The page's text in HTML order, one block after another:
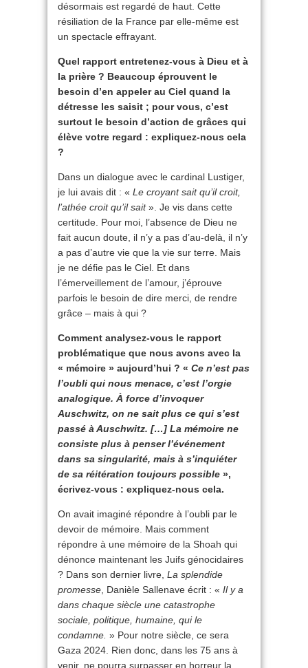
désormais est regardé de haut. Cette
résiliation de la France par elle-même est
un spectacle effrayant.
Quel rapport entretenez-vous à Dieu et à
la prière ? Beaucoup éprouvent le
besoin d’en appeler au Ciel quand la
détresse les saisit ; pour vous, c’est
surtout le besoin d’action de grâces qui
élève votre regard : expliquez-nous cela
?
Dans un dialogue avec le cardinal Lustiger,
je lui avais dit : « Le croyant sait qu’il croit,
l’athée croit qu’il sait». Je vis dans cette
certitude. Pour moi, l’absence de Dieu ne
fait aucun doute, il n’y a pas d’au-delà, il n’y
a pas d’autre vie que la vie sur terre. Mais
je ne défie pas le Ciel. Et dans
l’émerveillement de l’amour, j’éprouve
parfois le besoin de dire merci, de rendre
grâce – mais à qui ?
Comment analysez-vous le rapport
problématique que nous avons avec la
« mémoire » aujourd’hui ? « Ce n’est pas
l’oubli qui nous menace, c’est l’orgie
analogique. À force d’invoquer
Auschwitz, on ne sait plus ce qui s’est
passé à Auschwitz. […] La mémoire ne
consiste plus à penser l’événement
dans sa singularité, mais à s’inquiéter
de sa réitération toujours possible »,
écrivez-vous : expliquez-nous cela.
On avait imaginé répondre à l’oubli par le
devoir de mémoire. Mais comment
répondre à une mémoire de la Shoah qui
dénonce maintenant les Juifs génocidaires
? Dans son dernier livre, La splendide
promesse , Danièle Sallenave écrit : « Il y a
dans chaque siècle une catastrophe
sociale, politique, humaine, qui le
condamne. » Pour notre siècle, ce sera
Gaza 2024. Rien donc, dans les 75 ans à
venir, ne pourra surpasser en horreur la